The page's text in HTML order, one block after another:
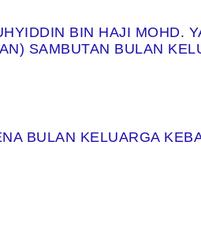
BIN HAJI MOHD.
SAMBUTAN BULAN
BULAN KELUARGA